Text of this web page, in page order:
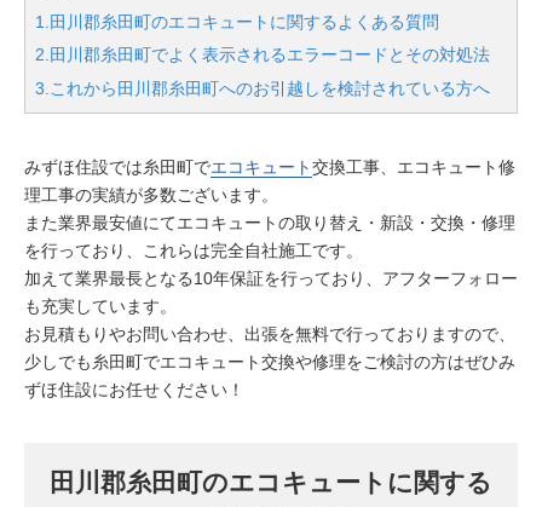
1.田川郡糸田町のエコキュートに関するよくある質問
2.田川郡糸田町でよく表示されるエラーコードとその対処法
3.これから田川郡糸田町へのお引越しを検討されている方へ
みずほ住設では糸田町でエコキュート交換工事、エコキュート修
理工事の実績が多数ございます。
また業界最安値にてエコキュートの取り替え・新設・交換・修理
を行っており、これらは完全自社施工です。
加えて業界最長となる10年保証を行っており、アフターフォロー
も充実しています。
お見積もりやお問い合わせ、出張を無料で行っておりますので、
少しでも糸田町でエコキュート交換や修理をご検討の方はぜひみ
ずほ住設にお任せください！
田川郡糸田町のエコキュートに関する